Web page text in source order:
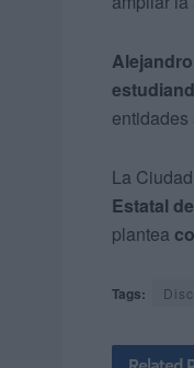
La
Estatal
plantea
Tags: